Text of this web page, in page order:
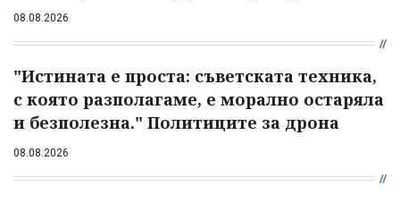
08.08.2026
"Истината е проста: съветската техника,
с която разполагаме, е морално остаряла
и безполезна." Политиците за дрона
08.08.2026